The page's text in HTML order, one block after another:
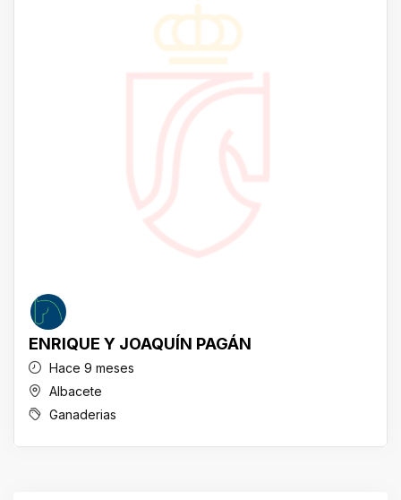
ENRIQUE Y JOAQUÍN PAGÁN
Hace 9 meses
Albacete
Ganaderias